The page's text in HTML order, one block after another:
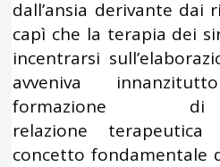
dall’ansia derivante dai
capì che la terapia dei
incentrarsi
avveniva
formazione di
relazione
concetto fondamentale